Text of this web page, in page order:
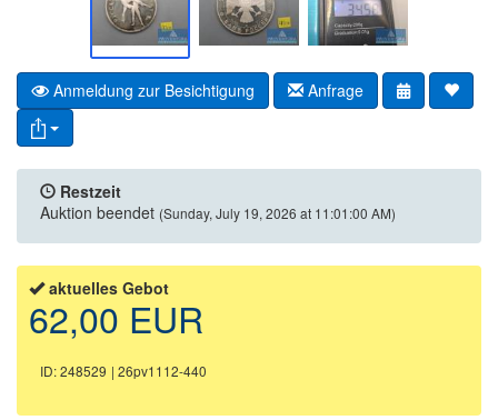
Anmeldung zur Besichtigung Anfrage
Restzeit
Auktion beendet (Sunday, July 19, 2026 at 11:01:00 AM)
aktuelles Gebot
62,00 EUR
ID: 248529 | 26pv1112-440